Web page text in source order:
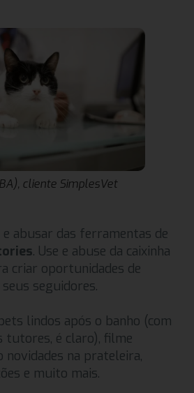
cliente SimplesVet
abusar das ferramentas de
. Use e abuse da caixinha
criar oportunidades de
seguidores.
lindos após o banho (com
tutores, é claro), filme
novidades na prateleira,
e muito mais.